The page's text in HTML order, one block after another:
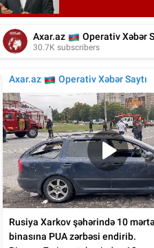
Cansevər vəfat etdi